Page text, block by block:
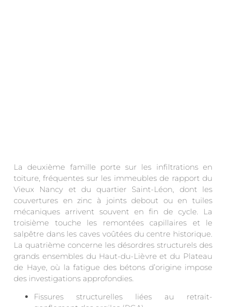
La deuxième famille porte sur les infiltrations en
toiture, fréquentes sur les immeubles de rapport du
Vieux Nancy et du quartier Saint-Léon, dont les
couvertures en zinc à joints debout ou en tuiles
mécaniques arrivent souvent en fin de cycle. La
troisième touche les remontées capillaires et le
salpêtre dans les caves voûtées du centre historique.
La quatrième concerne les désordres structurels des
grands ensembles du Haut-du-Lièvre et du Plateau
de Haye, où la fatigue des bétons d’origine impose
des investigations approfondies.
Fissures structurelles liées au retrait-